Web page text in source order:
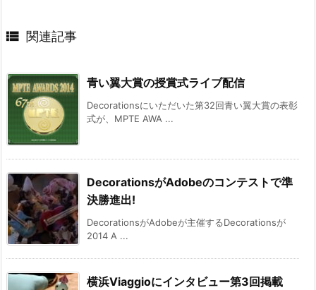
 関連記事
青い翼大賞の授賞式ライブ配信
Decorationsにいただいた第32回青い翼大賞の表彰
式が、MPTE AWA ...
DecorationsがAdobeのコンテストで準
決勝進出!
DecorationsがAdobeが主催するDecorationsが
2014 A ...
横浜Viaggioにインタビュー第3回掲載